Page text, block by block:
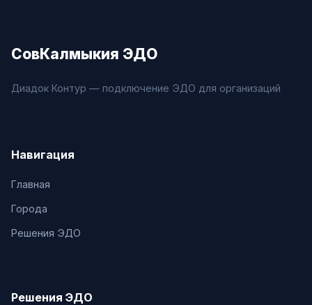
СовКалмыкия ЭДО
Диадок Контур — подключение ЭДО для организаций
Навигация
Главная
Города
Решения ЭДО
Решения ЭДО